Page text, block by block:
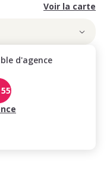
Voir la carte
d'agence